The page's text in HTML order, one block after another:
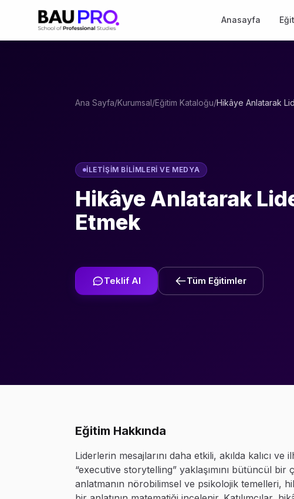
Anasayfa
Ana Sayfa/Kurumsal/Eğitim Kataloğu/Hikâye Anlatarak
İLETIŞIM BILIMLERI VE MEDYA
Hikâye Anlatarak
Etmek
Teklif Al Tüm Eğitimler
Eğitim Hakkında
Liderlerin mesajlarını daha etkili, akılda kalıcı
“executive storytelling” yaklaşımını bütüncül bir
anlatmanın nörobilimsel ve psikolojik temelleri,